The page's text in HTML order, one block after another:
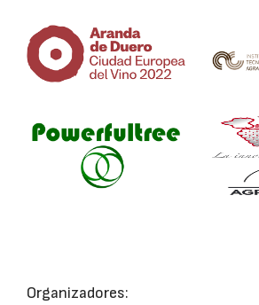
Organizadores: